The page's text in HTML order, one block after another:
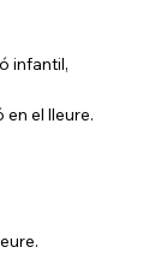
infantil,
el lleure.